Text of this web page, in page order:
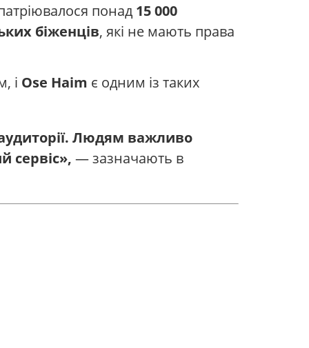
понад 15 000
біженців, які не мають права
і Ose Haim є одним із таких
Людям важливо
сервіс», — зазначають в